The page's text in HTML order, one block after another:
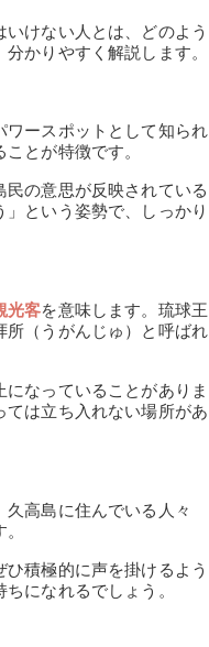
けない人とは、どのよう
かりやすく解説します。
ワースポットとして知られ
とが特徴です。
の意思が反映されている
という姿勢で、しっかり
光客を意味します。琉球王
所（うがんじゅ）と呼ばれ
なっていることがありま
は立ち入れない場所があ
久高島に住んでいる人々
積極的に声を掛けるよう
になれるでしょう。